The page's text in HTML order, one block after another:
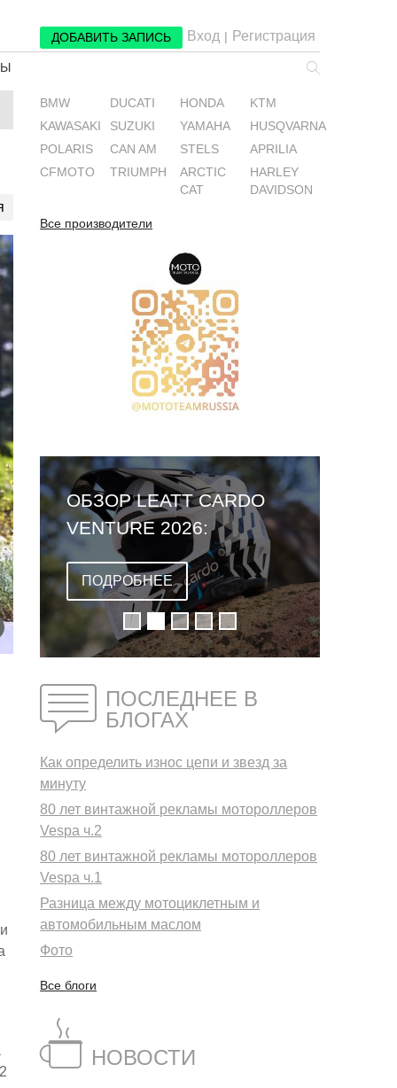
ДОБАВИТЬ ЗАПИСЬ Вход | Регистрация
BMW DUCATI HONDA
KTM
KAWASAKI
SUZUKI YAMAHA
HUSQVARNA
POLARIS
CAN AM STELS
APRILIA
CFMOTO
TRIUMPH
ARCTIC
CAT
HARLEY
DAVIDSON
Все производители
ОБЗОР LEATT CARDO
VENTURE 2026:
ПЕРВЫЙ ШЛЕМ СО
ВСТРОЕННОЙ
ГАРНИТУРОЙ
ПОДРОБНЕЕ
ПОСЛЕДНЕЕ В
БЛОГАХ
Как определить износ цепи и звезд за
минуту
80 лет винтажной рекламы мотороллеров
Vespa ч.2
80 лет винтажной рекламы мотороллеров
Vespa ч.1
Разница между мотоциклетным и
автомобильным маслом
Фото
Все блоги
НОВОСТИ